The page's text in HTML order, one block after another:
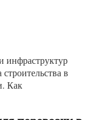
инфраструктур
в
Как